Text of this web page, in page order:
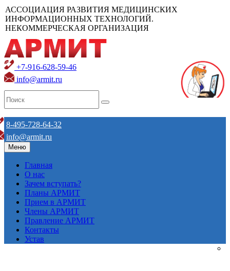
АССОЦИАЦИЯ РАЗВИТИЯ МЕДИЦИНСКИХ
ИНФОРМАЦИОННЫХ ТЕХНОЛОГИЙ.
НЕКОММЕРЧЕСКАЯ ОРГАНИЗАЦИЯ
+7-916-628-59-46
info@armit.ru
8-495-728-64-32
info@armit.ru
Меню
Главная
О нас
Зачем вступать?
Планы АРМИТ
Прием в АРМИТ
Члены АРМИТ
Правление АРМИТ
Контакты
Устав